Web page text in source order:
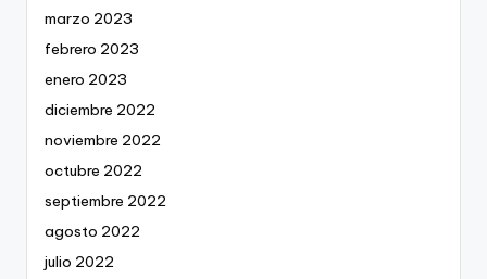
marzo 2023
febrero 2023
enero 2023
diciembre 2022
noviembre 2022
octubre 2022
septiembre 2022
agosto 2022
julio 2022